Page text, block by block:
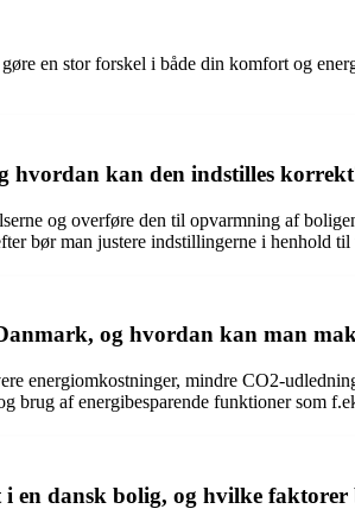
en stor forskel i både din komfort og
hvordan kan den indstilles
og overføre den til opvarmning af
bør man justere indstillingerne i
og hvordan kan man
energiomkostninger, mindre CO2-
brug af energibesparende funktioner som
en dansk bolig, og hvilke